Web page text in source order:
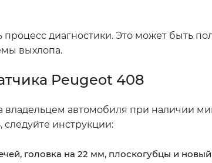
диагностики. Это может быть
выхлопа.
Peugeot 408
автомобиля при наличии
следуйте инструкции:
головка на 22 мм, плоскогубцы и